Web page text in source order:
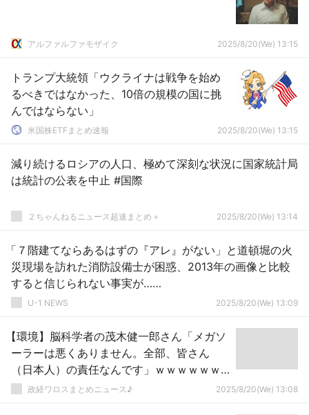
アルファルファモザイク 2025/8/20(We) 13:15
トランプ大統領「ウクライナは戦争を始め
るべきではなかった、10倍の規模の国に挑
んではならない」
米国株ETFまとめ速報 2025/8/20(We) 13:15
減り続けるロシアの人口、極めて深刻な状況に国家統計局
は統計の公表を中止 #国際
２ちゃんねるニュース超速まとめ＋ 2025/8/20(We) 13:14
「７階建てならあるはずの『アレ』がない」と道頓堀の火
災現場を訪れた消防設備士が困惑、2013年の画像と比較
すると信じられない事実が……
U-1 NEWS 2025/8/20(We) 13:09
【環境】脳科学者の茂木健一郎さん「メガソ
ーラーは悪くありません。全部、皆さん
（日本人）の責任なんです」ｗｗｗｗｗｗ
ｗｗｗｗｗｗｗｗｗｗｗｗｗ
政経ワロスまとめニュース♪ 2025/8/20(We) 13:08